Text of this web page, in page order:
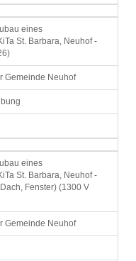
eines
St. Barbara, Neuhof -
Gemeinde Neuhof
eines
St. Barbara, Neuhof -
Fenster) (1300 V
Gemeinde Neuhof